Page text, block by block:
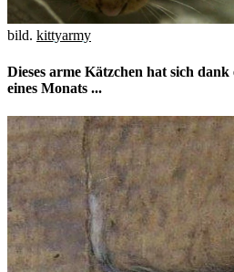
bild. kittyarmy
Dieses arme Kätzchen hat sich
eines Monats ...